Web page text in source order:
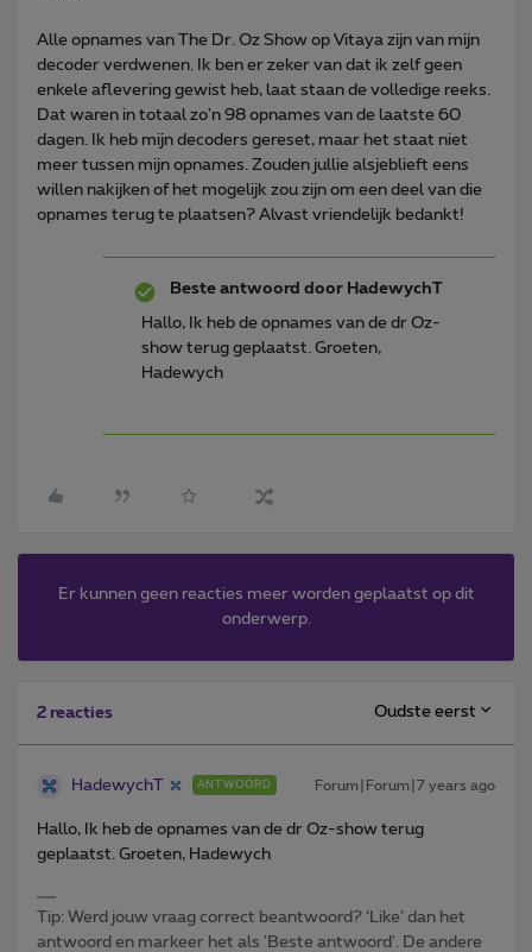
Alle opnames van The Dr. Oz Show op Vitaya zijn van mijn
decoder verdwenen. Ik ben er zeker van dat ik zelf geen
enkele aflevering gewist heb, laat staan de volledige reeks.
Dat waren in totaal zo'n 98 opnames van de laatste 60
dagen. Ik heb mijn decoders gereset, maar het staat niet
meer tussen mijn opnames. Zouden jullie alsjeblieft eens
willen nakijken of het mogelijk zou zijn om een deel van die
opnames terug te plaatsen? Alvast vriendelijk bedankt!
Beste antwoord door HadewychT
Hallo, Ik heb de opnames van de dr Oz-
show terug geplaatst. Groeten,
Hadewych
Er kunnen geen reacties meer worden geplaatst op dit
onderwerp.
2 reacties Oudste eerst
HadewychT ANTWOORD Forum|Forum|7 years ago
Hallo, Ik heb de opnames van de dr Oz-show terug
geplaatst. Groeten, Hadewych
Tip: Werd jouw vraag correct beantwoord? ‘Like’ dan het
antwoord en markeer het als 'Beste antwoord'. De andere